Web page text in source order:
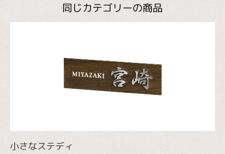
同じカテゴリーの商品
小さなステディ